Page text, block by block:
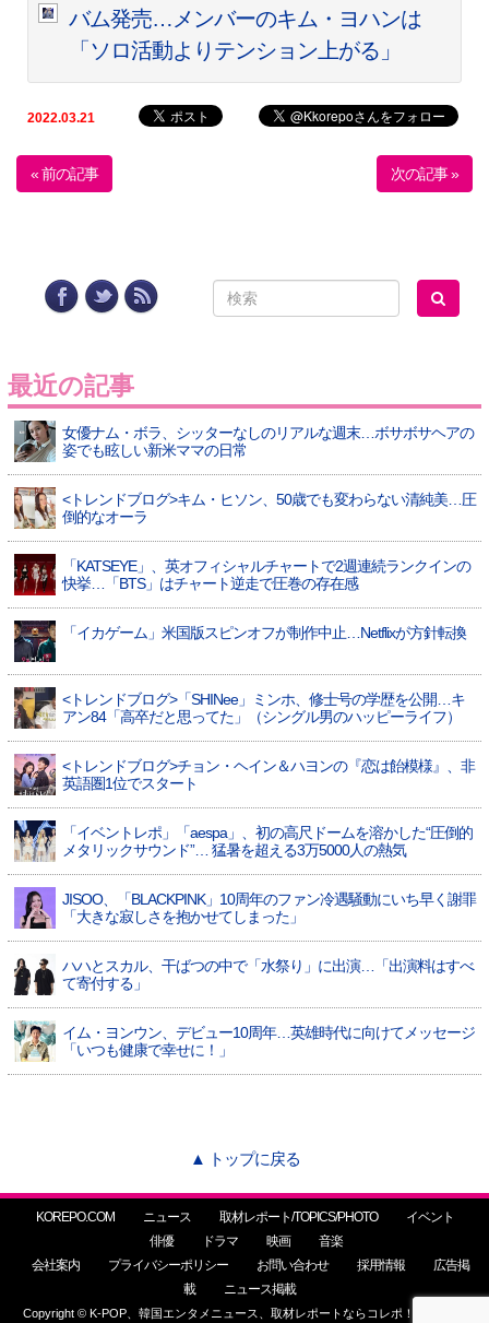
バム発売…メンバーのキム・ヨハンは
「ソロ活動よりテンション上がる」
2022.03.21
« 前の記事 次の記事 »
最近の記事
女優ナム・ボラ、シッターなしのリアルな週末…ボサボサヘアの
姿でも眩しい新米ママの日常
<トレンドブログ>キム・ヒソン、50歳でも変わらない清純美…圧
倒的なオーラ
「KATSEYE」、英オフィシャルチャートで2週連続ランクインの
快挙…「BTS」はチャート逆走で圧巻の存在感
「イカゲーム」米国版スピンオフが制作中止…Netflixが方針転換
<トレンドブログ>「SHINee」ミンホ、修士号の学歴を公開…キ
アン84「高卒だと思ってた」（シングル男のハッピーライフ）
<トレンドブログ>チョン・ヘイン＆ハヨンの『恋は飴模様』、非
英語圏1位でスタート
「イベントレポ」「aespa」、初の高尺ドームを溶かした“圧倒的
メタリックサウンド”… 猛暑を超える3万5000人の熱気
JISOO、「BLACKPINK」10周年のファン冷遇騒動にいち早く謝罪
「大きな寂しさを抱かせてしまった」
ハハとスカル、干ばつの中で「水祭り」に出演…「出演料はすべ
て寄付する」
イム・ヨンウン、デビュー10周年…英雄時代に向けてメッセージ
「いつも健康で幸せに！」
▲ トップに戻る
KOREPO.COM ニュース 取材レポート/TOPICS/PHOTO
イベント
俳優
ドラマ 映画
音楽
会社案内
プライバシーポリシー お問い合わせ 採用情報
広告掲
載
ニュース掲載
Copyright © K-POP、韓国エンタメニュース、取材レポートならコレポ！ All Rights